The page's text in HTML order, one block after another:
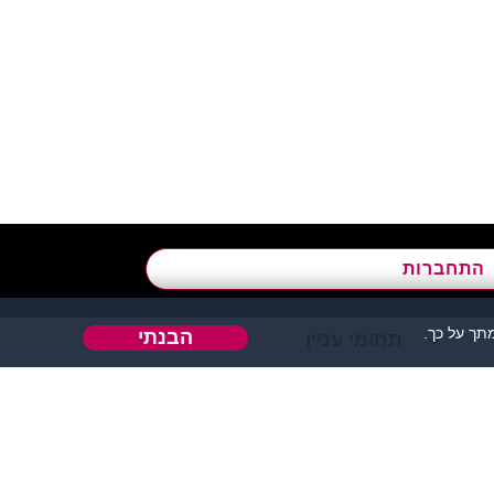
התחברות
על כך. הבנתי